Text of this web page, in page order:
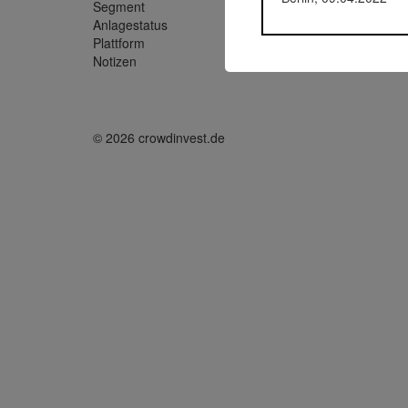
Segment
Anlagestatus
Plattform
Notizen
© 2026 crowdinvest.de